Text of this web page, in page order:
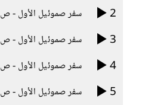
2 سفر صموئيل الأول - ص3 - 7
3 سفر صموئيل الأول - ص8 - 10
4 سفر صموئيل الأول - ص11 -15
5 سفر صموئيل الأول - ص16 - 20